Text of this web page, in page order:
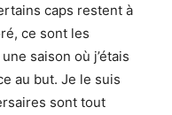
caps restent à
ce sont les
saison où j’étais
au but. Je le suis
sont tout